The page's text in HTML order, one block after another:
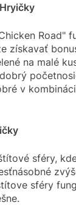
Road"
získavať
na malé
v
sféry,
sféry